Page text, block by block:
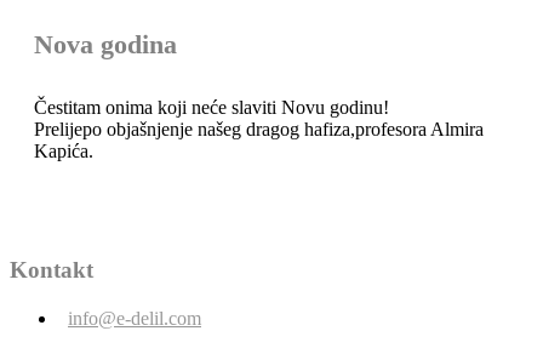
Nova godina
Čestitam onima koji neće slaviti Novu godinu!
Prelijepo objašnjenje našeg dragog hafiza,profesora Almira
Kapića.
Kontakt
info@e-delil.com